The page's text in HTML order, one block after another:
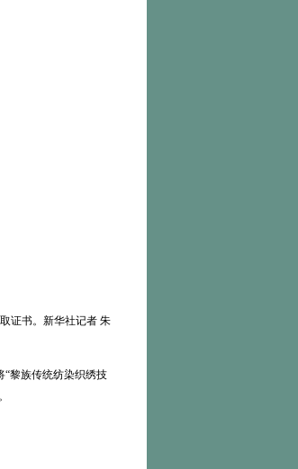
证书。新华社记者 朱
“黎族传统纺染织绣技